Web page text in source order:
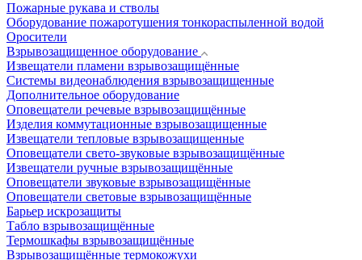
Пожарные рукава и стволы
Оборудование пожаротушения тонкораспыленной водой
Оросители
Взрывозащищенное оборудование
Извещатели пламени взрывозащищённые
Системы видеонаблюдения взрывозащищенные
Дополнительное оборудование
Оповещатели речевые взрывозащищённые
Изделия коммутационные взрывозащищенные
Извещатели тепловые взрывозащищенные
Оповещатели свето-звуковые взрывозащищённые
Извещатели ручные взрывозащищённые
Оповещатели звуковые взрывозащищённые
Оповещатели световые взрывозащищённые
Барьер искрозащиты
Табло взрывозащищённые
Термошкафы взрывозащищённые
Взрывозащищённые термокожухи